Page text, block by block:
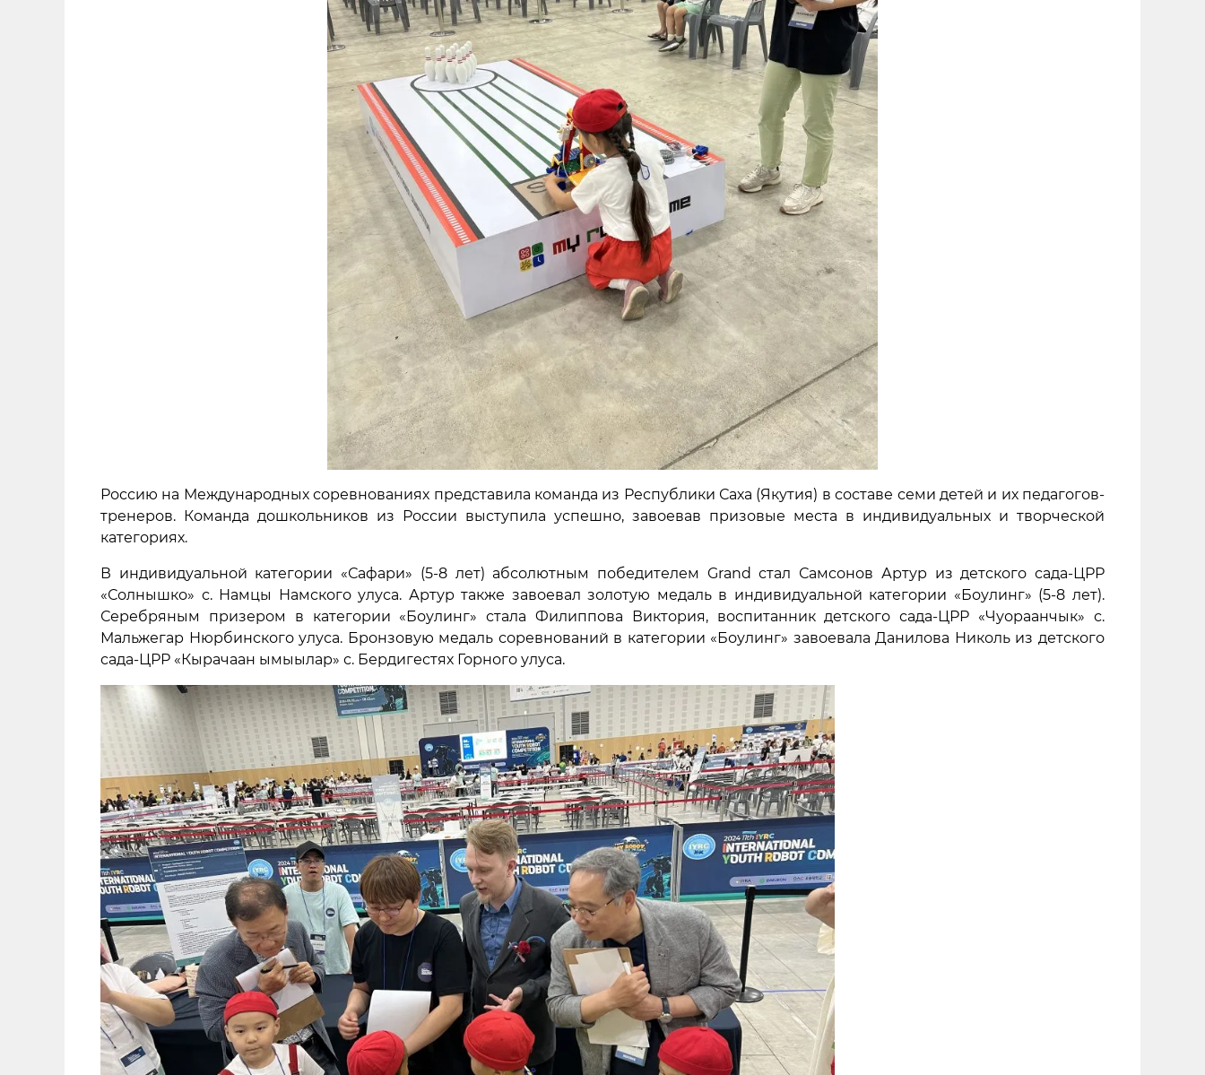
Россию на Международных соревнованиях представила команда из Республики Саха (Якутия) в составе семи детей и их педагогов-
тренеров. Команда дошкольников из России выступила успешно, завоевав призовые места в индивидуальных и творческой
категориях.
В индивидуальной категории «Сафари» (5-8 лет) абсолютным победителем Grand стал Самсонов Артур из детского сада-ЦРР
«Солнышко» с. Намцы Намского улуса. Артур также завоевал золотую медаль в индивидуальной категории «Боулинг» (5-8 лет).
Серебряным призером в категории «Боулинг» стала Филиппова Виктория, воспитанник детского сада-ЦРР «Чуораанчык» с.
Мальжегар Нюрбинского улуса. Бронзовую медаль соревнований в категории «Боулинг» завоевала Данилова Николь из детского
сада-ЦРР «Кырачаан ымыылар» с. Бердигестях Горного улуса.